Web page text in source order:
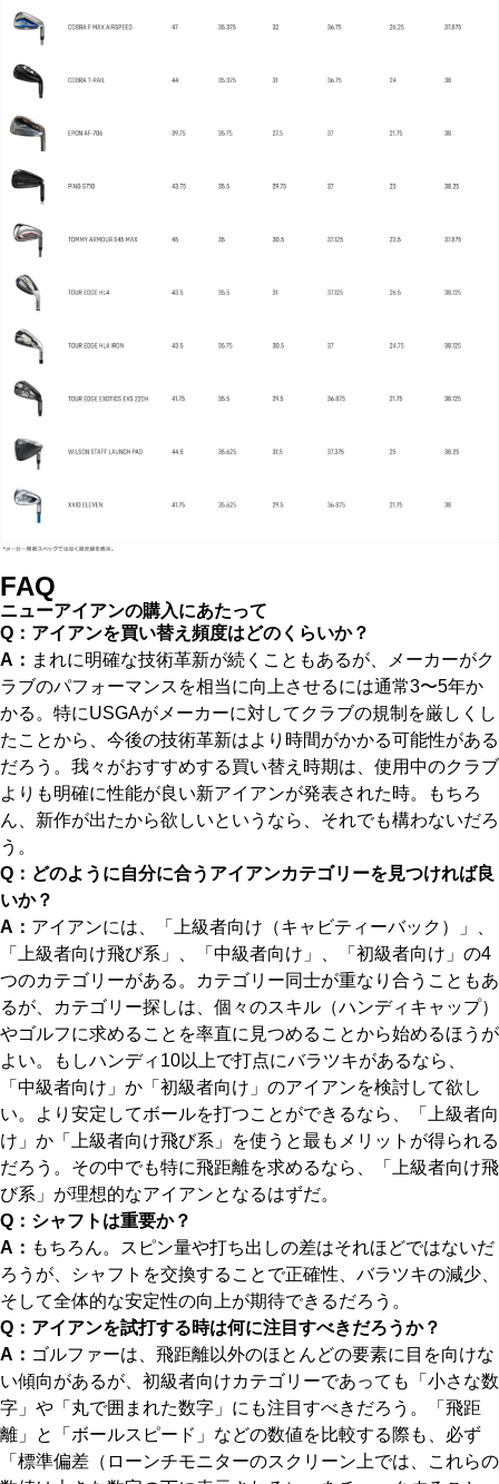
FAQ
ニューアイアンの購入にあたって
Q：アイアンを買い替え頻度はどのくらいか？
A： まれに明確な技術革新が続くこともあるが、メーカーがク
ラブのパフォーマンスを相当に向上させるには通常3〜5年か
かる。特にUSGAがメーカーに対してクラブの規制を厳しくし
たことから、今後の技術革新はより時間がかかる可能性がある
だろう。我々がおすすめする買い替え時期は、使用中のクラブ
よりも明確に性能が良い新アイアンが発表された時。もちろ
ん、新作が出たから欲しいというなら、それでも構わないだろ
う。
Q：どのように自分に合うアイアンカテゴリーを見つければ良
いか？
A： アイアンには、「上級者向け（キャビティーバック）」、
「上級者向け飛び系」、「中級者向け」、「初級者向け」の4
つのカテゴリーがある。カテゴリー同士が重なり合うこともあ
るが、カテゴリー探しは、個々のスキル（ハンディキャップ）
やゴルフに求めることを率直に見つめることから始めるほうが
よい。もしハンディ10以上で打点にバラツキがあるなら、
「中級者向け」か「初級者向け」のアイアンを検討して欲し
い。より安定してボールを打つことができるなら、「上級者向
け」か「上級者向け飛び系」を使うと最もメリットが得られる
だろう。その中でも特に飛距離を求めるなら、「上級者向け飛
び系」が理想的なアイアンとなるはずだ。
Q：シャフトは重要か？
A： もちろん。スピン量や打ち出しの差はそれほどではないだ
ろうが、シャフトを交換することで正確性、バラツキの減少、
そして全体的な安定性の向上が期待できるだろう。
Q：アイアンを試打する時は何に注目すべきだろうか？
A： ゴルファーは、飛距離以外のほとんどの要素に目を向けな
い傾向があるが、初級者向けカテゴリーであっても「小さな数
字」や「丸で囲まれた数字」にも注目すべきだろう。「飛距
離」と「ボールスピード」などの数値を比較する際も、必ず
「標準偏差（ローンチモニターのスクリーン上では、これらの